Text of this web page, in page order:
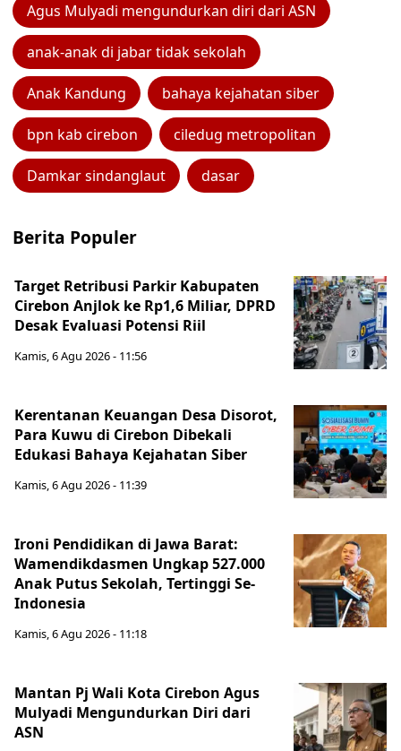
Agus Mulyadi mengundurkan diri dari ASN
anak-anak di jabar tidak sekolah
Anak Kandung bahaya kejahatan siber
bpn kab cirebon ciledug metropolitan
Damkar sindanglaut dasar
Berita Populer
Target Retribusi Parkir Kabupaten
Cirebon Anjlok ke Rp1,6 Miliar, DPRD
Desak Evaluasi Potensi Riil
Kamis, 6 Agu 2026 - 11:56
Kerentanan Keuangan Desa Disorot,
Para Kuwu di Cirebon Dibekali
Edukasi Bahaya Kejahatan Siber
Kamis, 6 Agu 2026 - 11:39
Ironi Pendidikan di Jawa Barat:
Wamendikdasmen Ungkap 527.000
Anak Putus Sekolah, Tertinggi Se-
Indonesia
Kamis, 6 Agu 2026 - 11:18
Mantan Pj Wali Kota Cirebon Agus
Mulyadi Mengundurkan Diri dari
ASN